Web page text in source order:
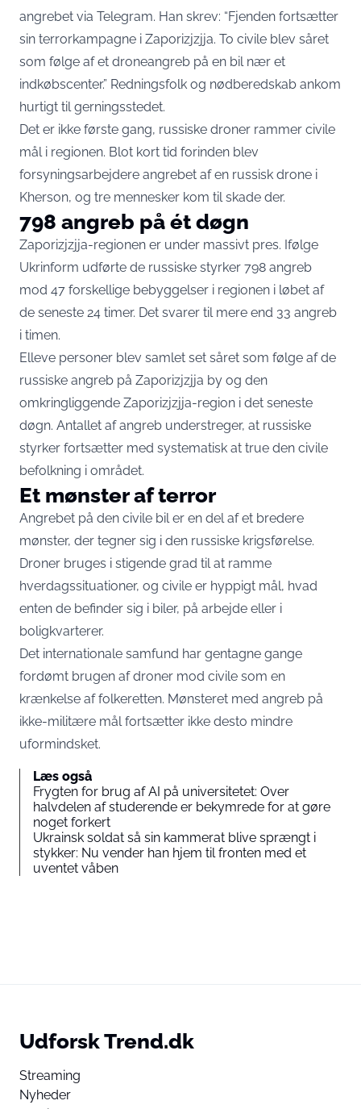
angrebet via Telegram. Han skrev: “Fjenden fortsætter
sin terrorkampagne i Zaporizjzjja. To civile blev såret
som følge af et droneangreb på en bil nær et
indkøbscenter.” Redningsfolk og nødberedskab ankom
hurtigt til gerningsstedet.
Det er ikke første gang, russiske droner rammer civile
mål i regionen. Blot kort tid forinden blev
forsyningsarbejdere angrebet af en russisk drone i
Kherson, og tre mennesker kom til skade der.
798 angreb på ét døgn
Zaporizjzjja-regionen er under massivt pres. Ifølge
Ukrinform udførte de russiske styrker 798 angreb
mod 47 forskellige bebyggelser i regionen i løbet af
de seneste 24 timer. Det svarer til mere end 33 angreb
i timen.
Elleve personer blev samlet set såret som følge af de
russiske angreb på Zaporizjzjja by og den
omkringliggende Zaporizjzjja-region i det seneste
døgn. Antallet af angreb understreger, at russiske
styrker fortsætter med systematisk at true den civile
befolkning i området.
Et mønster af terror
Angrebet på den civile bil er en del af et bredere
mønster, der tegner sig i den russiske krigsførelse.
Droner bruges i stigende grad til at ramme
hverdagssituationer, og civile er hyppigt mål, hvad
enten de befinder sig i biler, på arbejde eller i
boligkvarterer.
Det internationale samfund har gentagne gange
fordømt brugen af droner mod civile som en
krænkelse af folkeretten. Mønsteret med angreb på
ikke-militære mål fortsætter ikke desto mindre
uformindsket.
Læs også
Frygten for brug af AI på universitetet: Over
halvdelen af studerende er bekymrede for at gøre
noget forkert
Ukrainsk soldat så sin kammerat blive sprængt i
stykker: Nu vender han hjem til fronten med et
uventet våben
Udforsk Trend.dk
Streaming
Nyheder